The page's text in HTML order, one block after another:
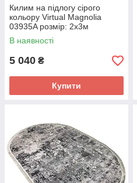
Килим на підлогу сірого
кольору Virtual Magnolia
03935A розмір: 2х3м
В наявності
5 040 ₴
Купити